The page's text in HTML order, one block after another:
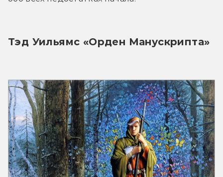
Тэд Уильямс «Орден Манускрипта»